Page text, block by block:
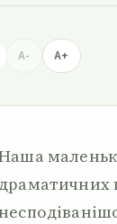
A- A+
драматичних